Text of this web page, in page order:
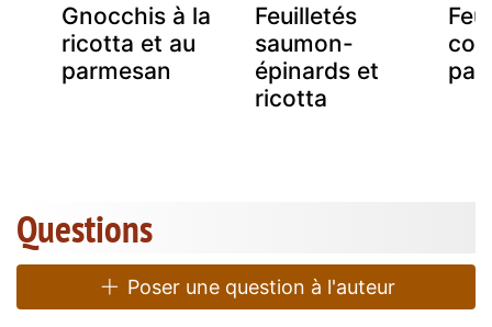
Gnocchis à la
ricotta et au
parmesan
Feuilletés
saumon-
épinards et
ricotta
Questions
Poser une question à l'auteur